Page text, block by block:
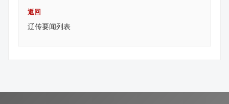
返回
辽传要闻列表